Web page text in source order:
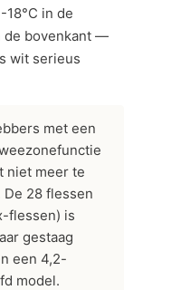
in de
de bovenkant —
wit serieus
met een
niet meer te
28 flessen
flessen) is
gestaag
een 4,2-
model.